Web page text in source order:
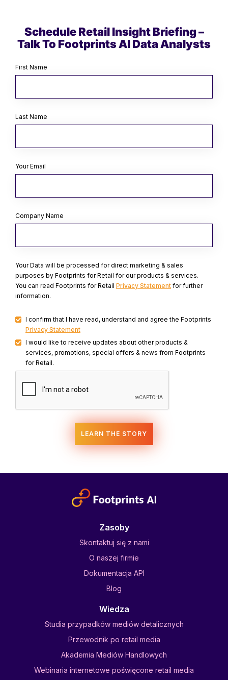
Schedule Retail Insight Briefing –
Talk To Footprints AI Data Analysts
First Name
Last Name
Your Email
Company Name
Your Data will be processed for direct marketing & sales
purposes by Footprints for Retail for our products & services.
You can read Footprints for Retail Privacy Statement for further
information.
I confirm that I have read, understand and agree the Footprints
Privacy Statement
I would like to receive updates about other products &
services, promotions, special offers & news from Footprints
for Retail.
Zasoby
Skontaktuj się z nami
O naszej firmie
Dokumentacja API
Blog
Wiedza
Studia przypadków mediów detalicznych
Przewodnik po retail media
Akademia Mediów Handlowych
Webinaria internetowe poświęcone retail media